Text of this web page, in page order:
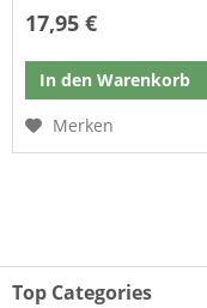
17,95 €
In den Warenkorb
Merken
Top Categories